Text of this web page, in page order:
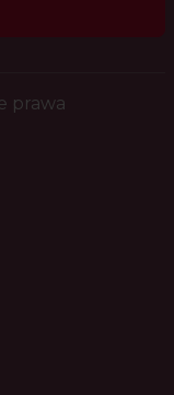
prawa